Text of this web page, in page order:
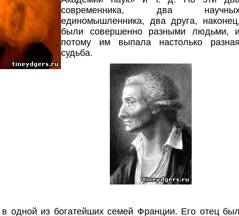
современника, два
единомышленника, два друга, наконец,
были совершенно разными людьми, и
потому им выпала настолько разная
судьба.
в одной из богатейших семей Франции. Его отец был